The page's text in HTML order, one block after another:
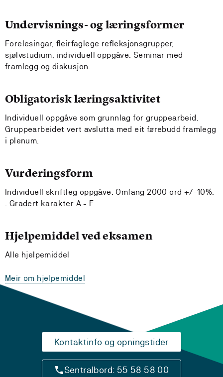
Undervisnings- og læringsformer
Forelesingar, fleirfaglege refleksjonsgrupper,
sjølvstudium, individuell oppgåve. Seminar med
framlegg og diskusjon.
Obligatorisk læringsaktivitet
Individuell oppgåve som grunnlag for gruppearbeid.
Gruppearbeidet vert avslutta med eit førebudd framlegg
i plenum.
Vurderingsform
Individuell skriftleg oppgåve. Omfang 2000 ord +/-10%.
. Gradert karakter A - F
Hjelpemiddel ved eksamen
Alle hjelpemiddel
Meir om hjelpemiddel
Kontaktinfo og opningstider
Sentralbord: 55 58 58 00